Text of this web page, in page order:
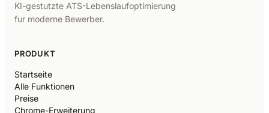
KI-gestutzte ATS-Lebenslaufoptimierung
fur moderne Bewerber.
PRODUKT
Startseite
Alle Funktionen
Preise
Chrome-Erweiterung